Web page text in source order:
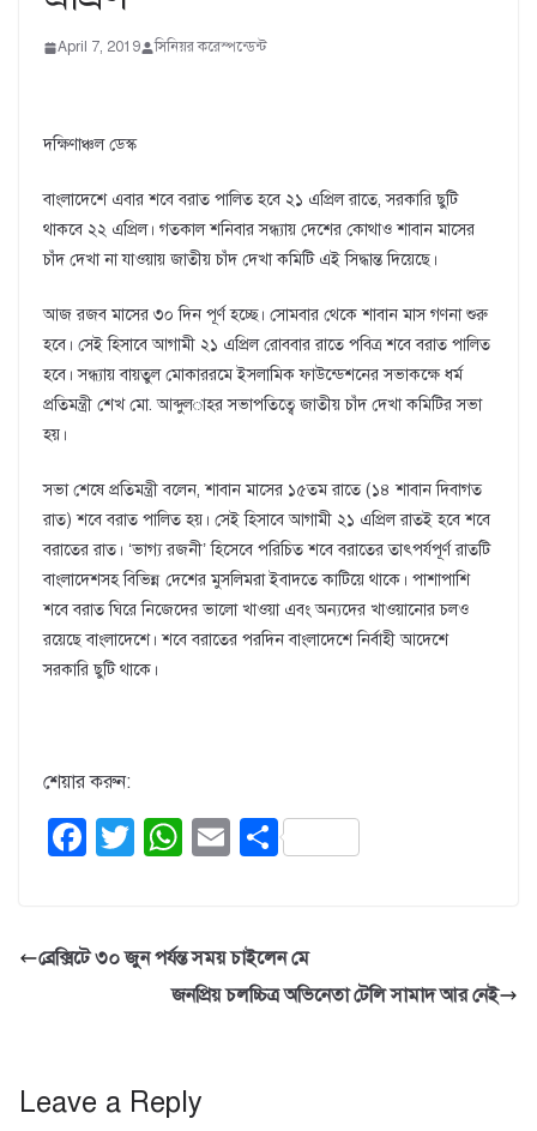
April 7, 2019 সিনিয়র করেস্পন্ডেন্ট
দক্ষিণাঞ্চল ডেস্ক
বাংলাদেশে এবার শবে বরাত পালিত হবে ২১ এপ্রিল রাতে, সরকারি ছুটি
থাকবে ২২ এপ্রিল। গতকাল শনিবার সন্ধ্যায় দেশের কোথাও শাবান মাসের
চাঁদ দেখা না যাওয়ায় জাতীয় চাঁদ দেখা কমিটি এই সিদ্ধান্ত দিয়েছে।
আজ রজব মাসের ৩০ দিন পূর্ণ হচ্ছে। সোমবার থেকে শাবান মাস গণনা শুরু
হবে। সেই হিসাবে আগামী ২১ এপ্রিল রোববার রাতে পবিত্র শবে বরাত পালিত
হবে। সন্ধ্যায় বায়তুল মোকাররমে ইসলামিক ফাউন্ডেশনের সভাকক্ষে ধর্ম
প্রতিমন্ত্রী শেখ মো. আব্দুল­াহর সভাপতিত্বে জাতীয় চাঁদ দেখা কমিটির সভা
হয়।
সভা শেষে প্রতিমন্ত্রী বলেন, শাবান মাসের ১৫তম রাতে (১৪ শাবান দিবাগত
রাত) শবে বরাত পালিত হয়। সেই হিসাবে আগামী ২১ এপ্রিল রাতই হবে শবে
বরাতের রাত। ‘ভাগ্য রজনী’ হিসেবে পরিচিত শবে বরাতের তাৎপর্যপূর্ণ রাতটি
বাংলাদেশসহ বিভিন্ন দেশের মুসলিমরা ইবাদতে কাটিয়ে থাকে। পাশাপাশি
শবে বরাত ঘিরে নিজেদের ভালো খাওয়া এবং অন্যদের খাওয়ানোর চলও
রয়েছে বাংলাদেশে। শবে বরাতের পরদিন বাংলাদেশে নির্বাহী আদেশে
সরকারি ছুটি থাকে।
শেয়ার করুন:
F
e
k
T
er
W
s
A
E S
e
ব্রেক্সিটে ৩০ জুন পর্যন্ত সময় চাইলেন মে
জনপ্রিয় চলচ্চিত্র অভিনেতা টেলি সামাদ আর নেই
Leave a Reply